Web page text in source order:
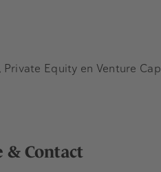
& Contact
Equity en Venture